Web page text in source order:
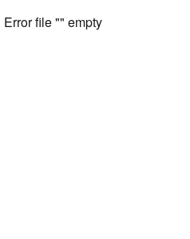
Error file "" empty